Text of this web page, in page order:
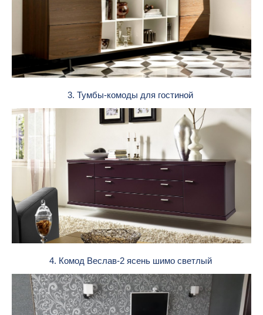
3. Тумбы-комоды для гостиной
4. Комод Веслав-2 ясень шимо светлый